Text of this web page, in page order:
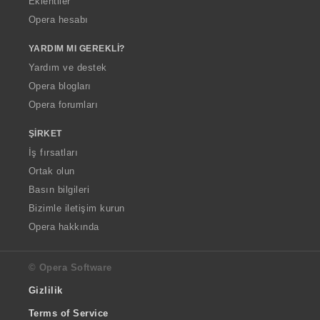
Opera hesabı
YARDIM MI GEREKLI?
Yardım ve destek
Opera blogları
Opera forumları
ŞIRKET
İş fırsatları
Ortak olun
Basın bilgileri
Bizimle iletişim kurun
Opera hakkında
© Opera Software
Gizlilik
Terms of Service